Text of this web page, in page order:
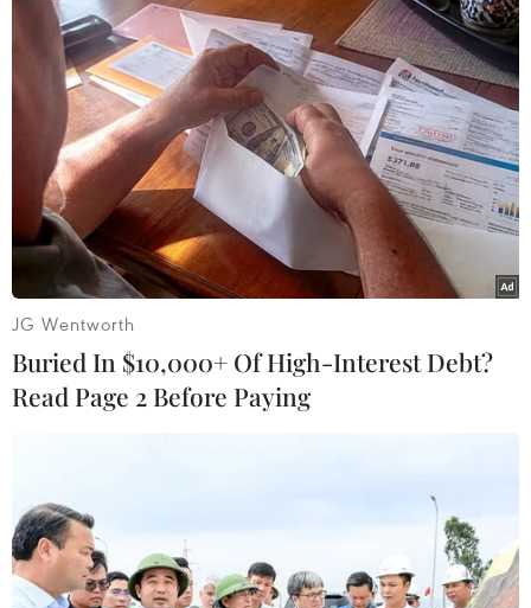
Cổ động viên Việt Nam trên sân Eden. (Ảnh: TTXVN phát)
JG Wentworth
Buried In $10,000+ Of High-Interest Debt?
Read Page 2 Before Paying